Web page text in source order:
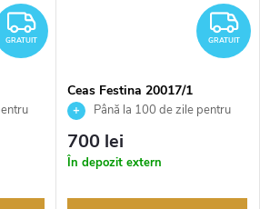
GRATUIT
GRATUIT GRATUIT
Ceas Festina 20017/1
Până la 100 de zile pentru
returnarea bunurilor. Vânzător
autorizat
700 lei
În depozit extern